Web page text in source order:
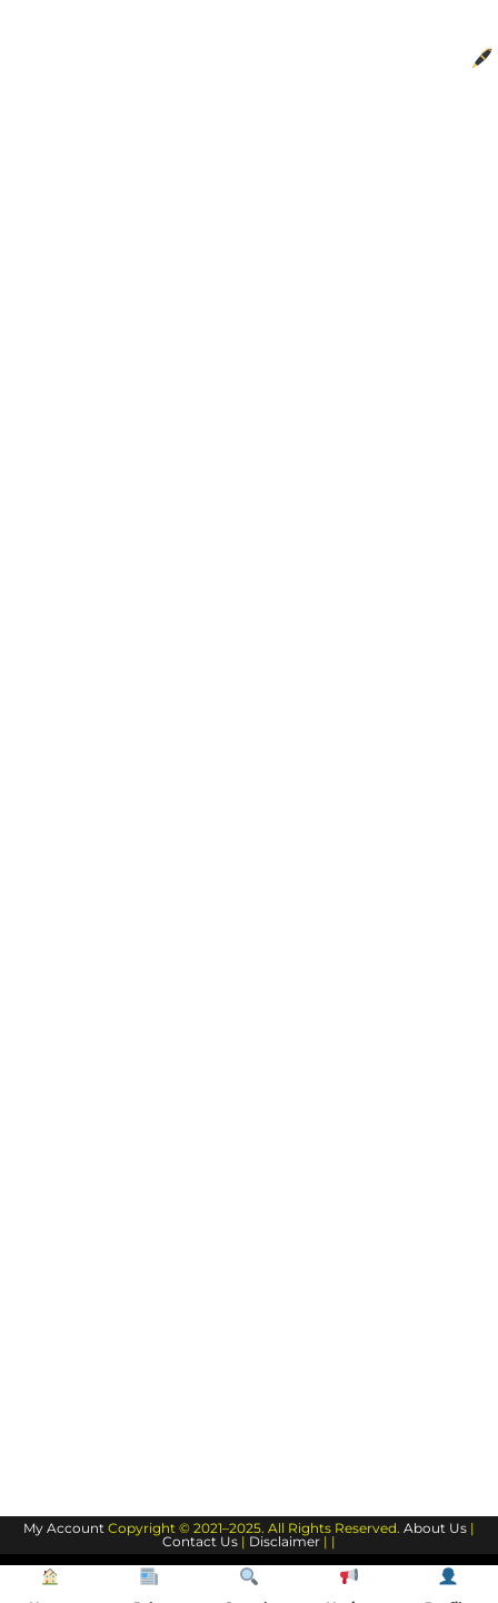
My Account Copyright © 2021–2025. All Rights Reserved. About Us |
Contact Us | Disclaimer | |